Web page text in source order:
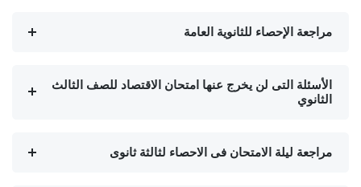
مراجعة الإحصاء للثانوية العامة
الأسئلة التى لن يخرج عنها امتحان الاقتصاد للصف الثالث
الثانوي
مراجعة ليلة الامتحان فى الاحصاء لثالثة ثانوى